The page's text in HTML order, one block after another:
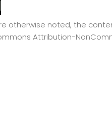
otherwise noted, the
Attribution-